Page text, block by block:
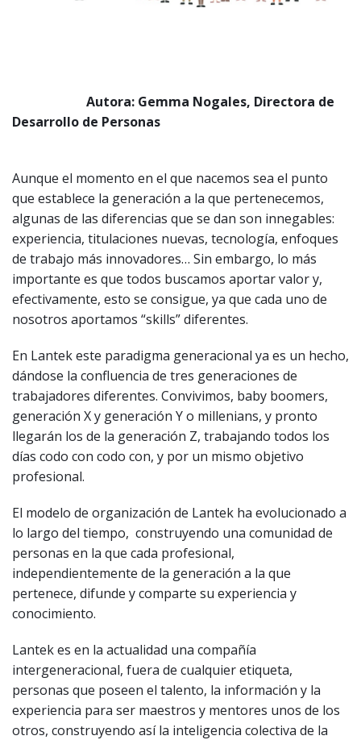
Autora: Gemma Nogales, Directora de
Desarrollo de Personas
Aunque el momento en el que nacemos sea el punto
que establece la generación a la que pertenecemos,
algunas de las diferencias que se dan son innegables:
experiencia, titulaciones nuevas, tecnología, enfoques
de trabajo más innovadores… Sin embargo, lo más
importante es que todos buscamos aportar valor y,
efectivamente, esto se consigue, ya que cada uno de
nosotros aportamos “skills” diferentes.
En Lantek este paradigma generacional ya es un hecho,
dándose la confluencia de tres generaciones de
trabajadores diferentes. Convivimos, baby boomers,
generación X y generación Y o millenians, y pronto
llegarán los de la generación Z, trabajando todos los
días codo con codo con, y por un mismo objetivo
profesional.
El modelo de organización de Lantek ha evolucionado a
lo largo del tiempo, construyendo una comunidad de
personas en la que cada profesional,
independientemente de la generación a la que
pertenece, difunde y comparte su experiencia y
conocimiento.
Lantek es en la actualidad una compañía
intergeneracional, fuera de cualquier etiqueta,
personas que poseen el talento, la información y la
experiencia para ser maestros y mentores unos de los
otros, construyendo así la inteligencia colectiva de la